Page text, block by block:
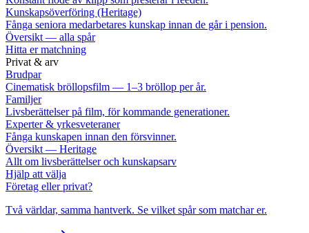
Kunskapsöverföring (Heritage)
Fånga seniora medarbetares kunskap innan de går i pension.
Översikt — alla spår
Hitta er matchning
Privat & arv
Brudpar
Cinematisk bröllopsfilm — 1–3 bröllop per år.
Familjer
Livsberättelser på film, för kommande generationer.
Experter & yrkesveteraner
Fånga kunskapen innan den försvinner.
Översikt — Heritage
Allt om livsberättelser och kunskapsarv
Hjälp att välja
Företag eller privat?
Två världar, samma hantverk. Se vilket spår som matchar er.